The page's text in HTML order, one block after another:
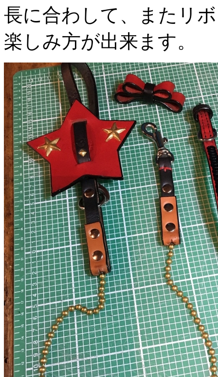
長に合わして、またリ
楽しみ方が出来ます。